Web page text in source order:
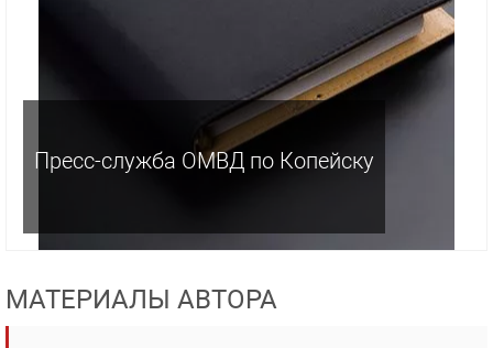
Пресс-служба ОМВД по Копейску
МАТЕРИАЛЫ АВТОРА